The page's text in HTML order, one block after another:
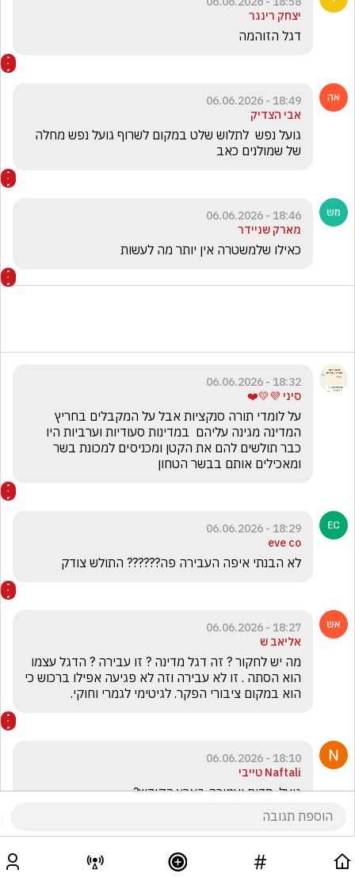
יצחק רינגר
דגל הזוהמה
18:49 - 06.06.2026
אבי הצדיק
של שמולנים כאב
18:46 - 06.06.2026
מארק שניידר
כאילו שלמשטרה אין יותר מה לעשות
18:32 - 06.06.2026
סיני 💜💛❤️
ומאכילים אותם בבשר הטחון
18:29 - 06.06.2026
eve co
לא הבנתי איפה העבירה פה?????? התולש צודק
18:27 - 06.06.2026
אליאב ש
הוא במקום ציבורי הפקר. לגיטימי לגמרי וחוקי.
18:10 - 06.06.2026
Naftali טייבי
גועל .סדום ועמורה בארץ הקודש? ...